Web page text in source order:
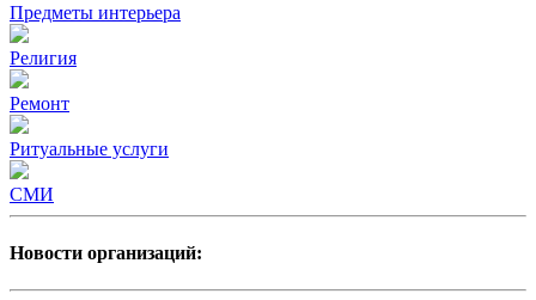
Предметы интерьера
Религия
Ремонт
Ритуальные услуги
СМИ
Новости организаций: